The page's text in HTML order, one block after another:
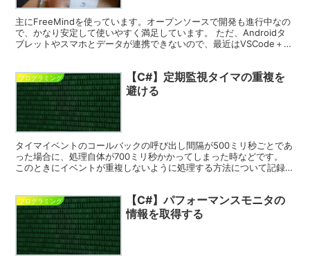
主にFreeMindを使っています。オープンソースで開発も進行中なの
で、かなり安定して使いやすく満足しています。 ただ、Androidタ
ブレットやスマホとデータが連携できないので、最近はVSCode＋
プログラミング
【C#】定期監視タイマの重複を
避ける
タイマイベントのコールバックの呼び出し間隔が500ミリ秒ごとであ
った場合に、処理自体が700ミリ秒かかってしまった時などです。
このときにイベントが重複しないように処理する方法について記録し
プログラミング
【C#】パフォーマンスモニタの
情報を取得する